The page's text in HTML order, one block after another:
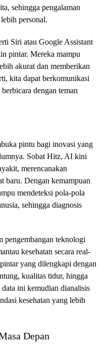
sehingga pengalaman
personal.
Siri atau Google Assistant
pintar. Mereka mampu
akurat dan memberikan
kita dapat berkomunikasi
dengan teman
pintu bagi inovasi yang
Sobat Hitz, AI kini
merencanakan
baru. Dengan kemampuan
mendeteksi pola-pola
sehingga diagnosis
pengembangan teknologi
kesehatan secara real-
yang dilengkapi dengan
kualitas tidur, hingga
ini kemudian dianalisis
kesehatan yang lebih
Depan